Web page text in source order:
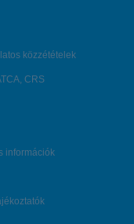
közzétételek
CRS
információk